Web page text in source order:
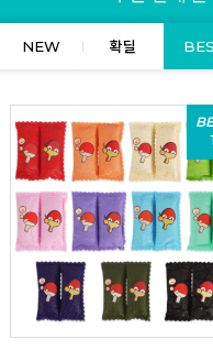
NEW 확딜
1